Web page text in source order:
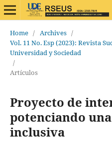
Home / Archives /
Vol. 11 No. Esp (2023): Revista
Universidad y Sociedad
/
Artículos
Proyecto de
potenciando
inclusiva